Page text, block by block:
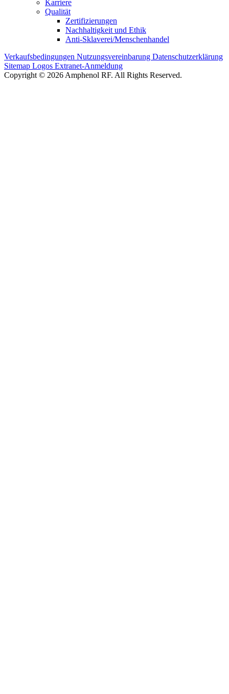
Karriere
Qualität
Zertifizierungen
Nachhaltigkeit und Ethik
Anti-Sklaverei/Menschenhandel
Verkaufsbedingungen Nutzungsvereinbarung Datenschutzerklärung
Sitemap Logos Extranet-Anmeldung
Copyright © 2026 Amphenol RF. All Rights Reserved.